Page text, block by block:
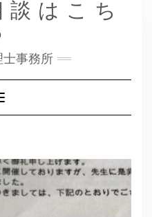
はこち
士事務所